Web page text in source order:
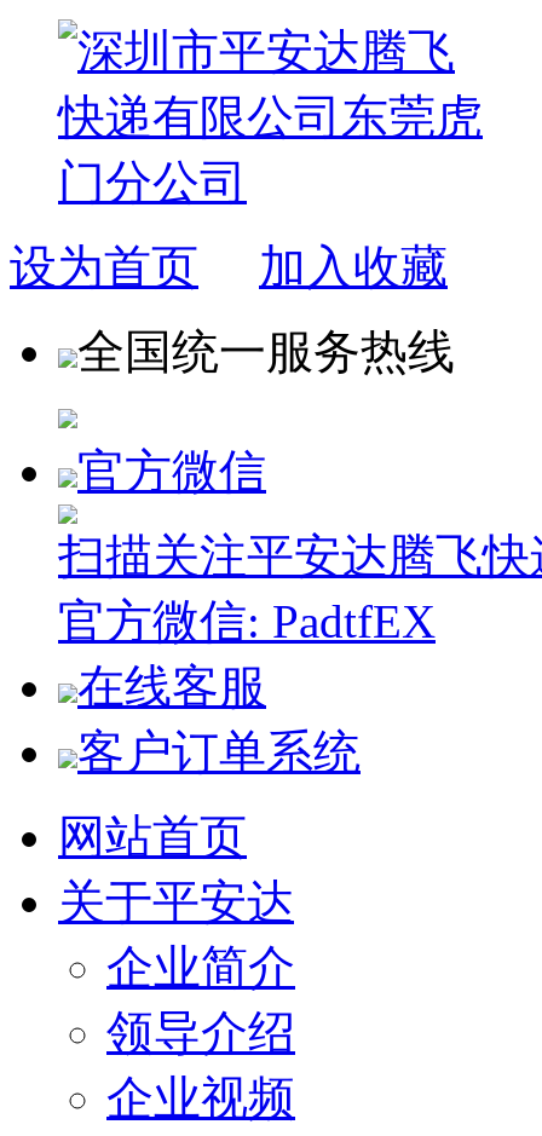
设为首页
加入收藏
全国统一服务热线
官方微信
扫描关注平安达腾飞快
官方微信: PadtfEX
在线客服
客户订单系统
网站首页
关于平安达
企业简介
领导介绍
企业视频